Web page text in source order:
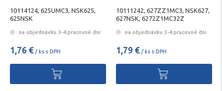
10114124, 625UMC3, NSK625,
625NSK
na objednávku 3-4 pracovné dni
1,76 € / ks s DPH
10111242, 627ZZ1MC3, NSK627,
627NSK, 6272Z1MC32Z
na objednávku 3-4 pracovné dni
1,79 € / ks s DPH